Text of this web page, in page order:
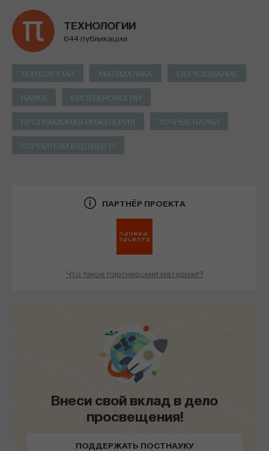
ТЕХНОЛОГИИ
644 публикации
ТЕХНОЛОГИИ МАТЕМАТИКА ОБРАЗОВАНИЕ
НАУКА БИОТЕХНОЛОГИИ
ПРОГРАММНАЯ ИНЖЕНЕРИЯ ТОЧНЫЕ НАУКИ
СТРОИТЕЛИ БУДУЩЕГО
ПАРТНЁР ПРОЕКТА
Что такое партнёрский материал?
Внеси свой вклад в дело
просвещения!
ПОДДЕРЖАТЬ ПОСТНАУКУ